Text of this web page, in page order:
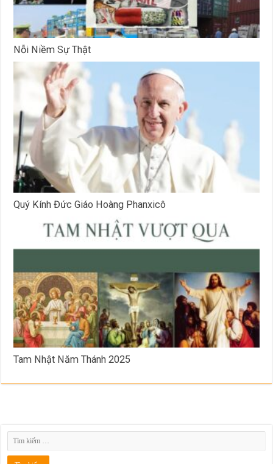
Nỗi Niềm Sự Thật
Quý Kính Đức Giáo Hoàng Phanxicô
Tam Nhật Năm Thánh 2025